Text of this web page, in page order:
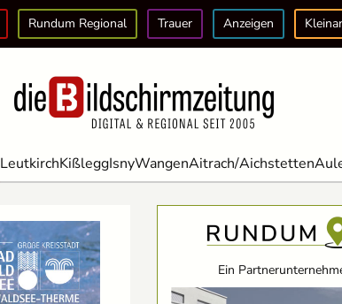
Rundum Regional Trauer Anzeigen
LeutkirchKißleggIsnyWangenAitrach/Aichstetten
Ein